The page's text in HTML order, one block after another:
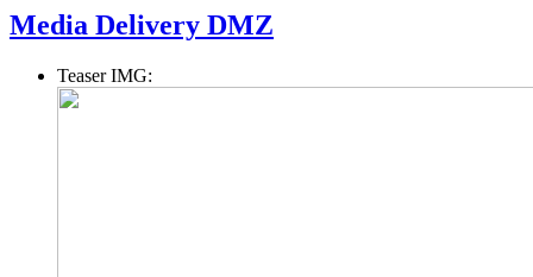
Media Delivery DMZ
Teaser IMG: